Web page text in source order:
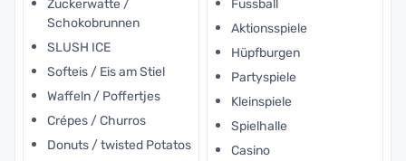
Zuckerwatte /
Schokobrunnen
SLUSH ICE
Softeis / Eis am Stiel
Waffeln / Poffertjes
Crépes / Churros
Donuts / twisted Potatos
Fussball
Aktionsspiele
Hüpfburgen
Partyspiele
Kleinspiele
Spielhalle
Casino